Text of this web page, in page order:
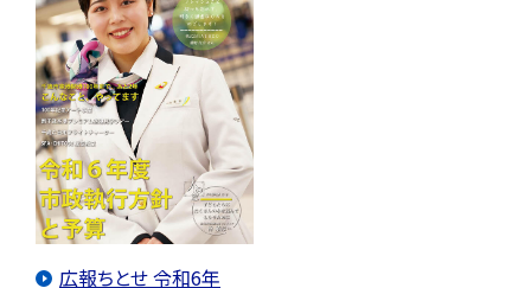
広報ちとせ 令和6年